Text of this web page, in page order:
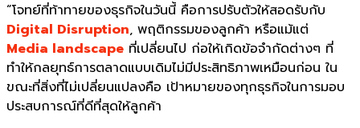
“โจทย์ที่ท้าทายของธุรกิจในวันนี้ คือการปรับตัวให้สอดรับกับ
Digital Disruption, พฤติกรรมของลูกค้า หรือแม้แต่
Media landscape ที่เปลี่ยนไป ก่อให้เกิดข้อจำกัดต่างๆ ที่
ทำให้กลยุทธ์การตลาดแบบเดิมไม่มีประสิทธิภาพเหมือนก่อน ใน
ขณะที่สิ่งที่ไม่เปลี่ยนแปลงคือ เป้าหมายของทุกธุรกิจในการมอบ
ประสบการณ์ที่ดีที่สุดให้ลูกค้า